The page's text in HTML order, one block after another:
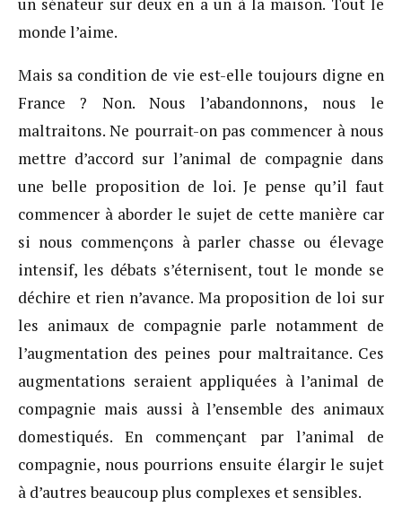
monde l’aime.
Mais sa condition de vie est-elle toujours digne en
France ? Non. Nous l’abandonnons, nous le
maltraitons. Ne pourrait-on pas commencer à nous
mettre d’accord sur l’animal de compagnie dans
une belle proposition de loi. Je pense qu’il faut
commencer à aborder le sujet de cette manière car
si nous commençons à parler chasse ou élevage
intensif, les débats s’éternisent, tout le monde se
déchire et rien n’avance. Ma proposition de loi sur
les animaux de compagnie parle notamment de
l’augmentation des peines pour maltraitance. Ces
augmentations seraient appliquées à l’animal de
compagnie mais aussi à l’ensemble des animaux
domestiqués. En commençant par l’animal de
compagnie, nous pourrions ensuite élargir le sujet
à d’autres beaucoup plus complexes et sensibles.